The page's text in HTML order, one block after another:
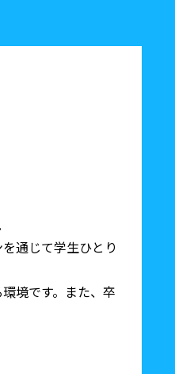
通じて学生ひとり
境です。また、卒